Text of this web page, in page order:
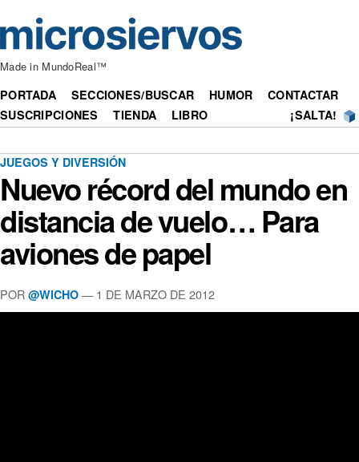
Made in MundoReal™
PORTADA SECCIONES/BUSCAR HUMOR
CONTACTAR
SUSCRIPCIONES
TIENDA LIBRO ¡SALTA!
JUEGOS Y DIVERSIÓN
Nuevo récord del mundo en
distancia de vuelo… Para
aviones de papel
POR @WICHO — 1 DE MARZO DE 2012